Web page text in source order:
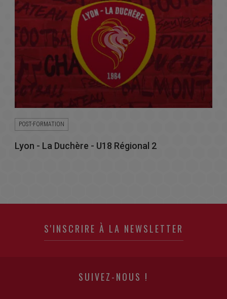
POST-FORMATION
Lyon - La Duchère - U18 Régional 2
S'INSCRIRE À LA NEWSLETTER
SUIVEZ-NOUS !